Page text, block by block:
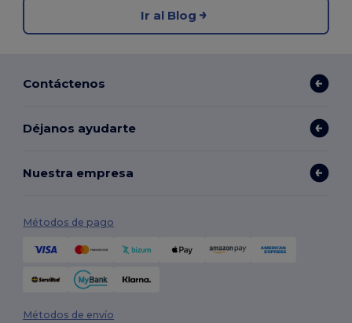
Ir al Blog
Contáctenos
Déjanos ayudarte
Nuestra empresa
Métodos de pago
Métodos de envío